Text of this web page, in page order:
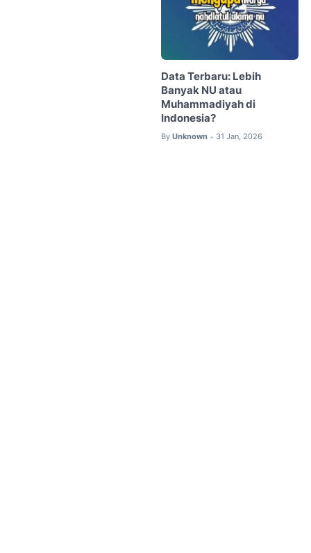
Data Terbaru: Lebih
Banyak NU atau
Muhammadiyah di
Indonesia?
By Unknown • 31 Jan, 2026